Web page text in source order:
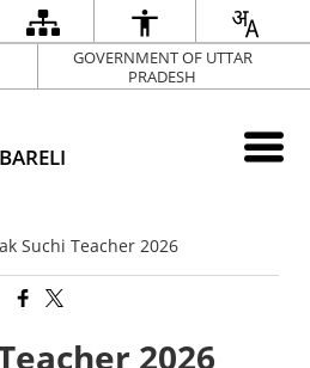
GOVERNMENT OF UTTAR
PRADESH
Suchi Teacher 2026
2026